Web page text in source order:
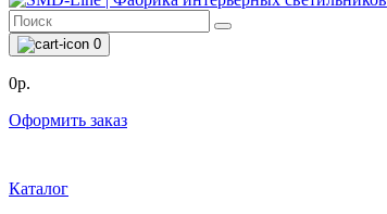
0
0р.
Оформить заказ
Каталог